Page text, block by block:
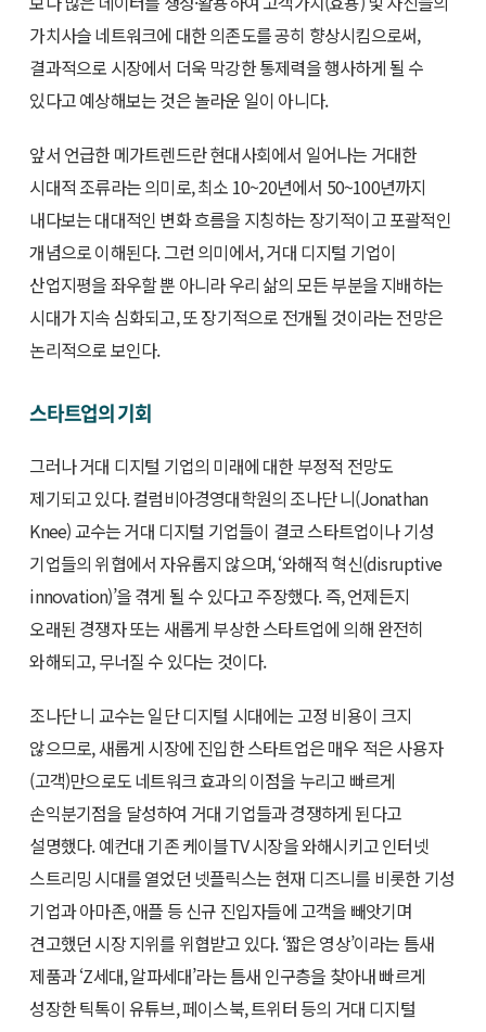
가치사슬 네트워크에 대한 의존도를 공히 향상시킴으로써,
결과적으로 시장에서 더욱 막강한 통제력을 행사하게 될 수
있다고 예상해보는 것은 놀라운 일이 아니다.
앞서 언급한 메가트렌드란 현대사회에서 일어나는 거대한
시대적 조류라는 의미로, 최소 10~20년에서 50~100년까지
내다보는 대대적인 변화 흐름을 지칭하는 장기적이고 포괄적인
개념으로 이해된다. 그런 의미에서, 거대 디지털 기업이
산업지평을 좌우할 뿐 아니라 우리 삶의 모든 부분을 지배하는
시대가 지속 심화되고, 또 장기적으로 전개될 것이라는 전망은
논리적으로 보인다.
스타트업의 기회
그러나 거대 디지털 기업의 미래에 대한 부정적 전망도
제기되고 있다. 컬럼비아경영대학원의 조나단 니(Jonathan
Knee) 교수는 거대 디지털 기업들이 결코 스타트업이나 기성
기업들의 위협에서 자유롭지 않으며, ‘와해적 혁신(disruptive
innovation)’을 겪게 될 수 있다고 주장했다. 즉, 언제든지
오래된 경쟁자 또는 새롭게 부상한 스타트업에 의해 완전히
와해되고, 무너질 수 있다는 것이다.
조나단 니 교수는 일단 디지털 시대에는 고정 비용이 크지
않으므로, 새롭게 시장에 진입한 스타트업은 매우 적은 사용자
(고객)만으로도 네트워크 효과의 이점을 누리고 빠르게
손익분기점을 달성하여 거대 기업들과 경쟁하게 된다고
설명했다. 예컨대 기존 케이블TV 시장을 와해시키고 인터넷
스트리밍 시대를 열었던 넷플릭스는 현재 디즈니를 비롯한 기성
기업과 아마존, 애플 등 신규 진입자들에 고객을 빼앗기며
견고했던 시장 지위를 위협받고 있다. ‘짧은 영상’이라는 틈새
제품과 ‘Z세대, 알파세대’라는 틈새 인구층을 찾아내 빠르게
성장한 틱톡이 유튜브, 페이스북, 트위터 등의 거대 디지털